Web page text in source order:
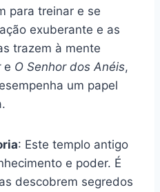
para treinar e se
exuberante e as
trazem à mente
e O Senhor dos Anéis,
um papel
: Este templo antigo
e poder. É
descobrem segredos